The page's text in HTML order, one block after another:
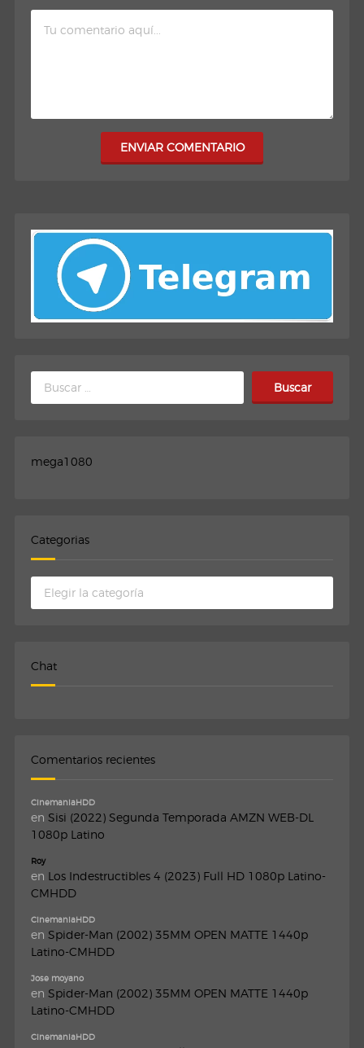
ENVIAR COMENTARIO
Buscar:
mega1080
Categorias
Categorias
Chat
Comentarios recientes
CinemaniaHDD
en Sisi (2022) Segunda Temporada AMZN WEB-DL
1080p Latino
Roy
en Los Indestructibles 4 (2023) Full HD 1080p Latino-
CMHDD
CinemaniaHDD
en Spider-Man (2002) 35MM OPEN MATTE 1440p
Latino-CMHDD
Jose moyano
en Spider-Man (2002) 35MM OPEN MATTE 1440p
Latino-CMHDD
CinemaniaHDD